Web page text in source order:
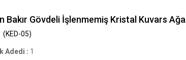
Bakır Gövdeli İşlenmemiş Kristal Kuvars
(KED-05)
Adedi : 1